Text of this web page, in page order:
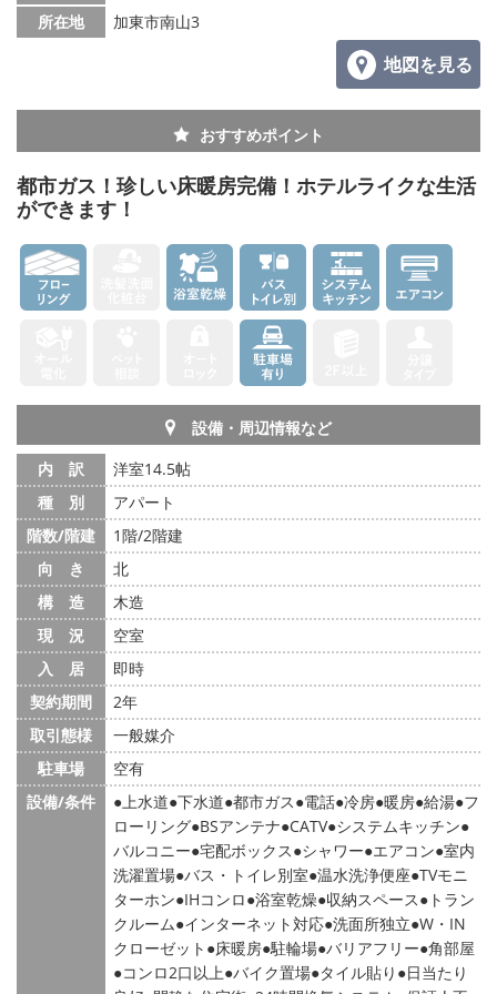
メールでお問い合わせ
所在地 加東市南山3
地図を見る
おすすめポイント
都市ガス！珍しい床暖房完備！ホテルライクな生活
ができます！
設備・周辺情報など
内 訳
洋室14.5帖
種 別
アパート
階数/階建
1階/2階建
向 き
北
構 造
木造
現 況
空室
入 居
即時
契約期間
2年
取引態様
一般媒介
駐車場
空有
設備/条件
上水道 下水道 都市ガス 電話 冷房 暖房 給湯 フ
ローリング BSアンテナ CATV システムキッチン
バルコニー 宅配ボックス シャワー エアコン 室内
洗濯置場 バス・トイレ別室 温水洗浄便座 TVモニ
ターホン IHコンロ 浴室乾燥 収納スペース
トラン
クルーム インターネット対応 洗面所独立 W・IN
クローゼット
床暖房 駐輪場 バリアフリー 角部屋
コンロ2口以上 バイク置場 タイル貼り
日当たり